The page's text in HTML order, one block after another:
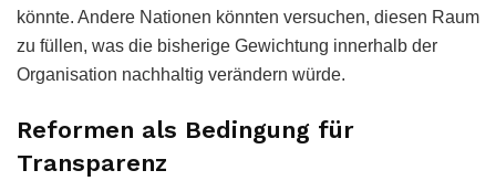
könnte. Andere Nationen könnten versuchen, diesen Raum
zu füllen, was die bisherige Gewichtung innerhalb der
Organisation nachhaltig verändern würde.
Reformen als Bedingung für
Transparenz